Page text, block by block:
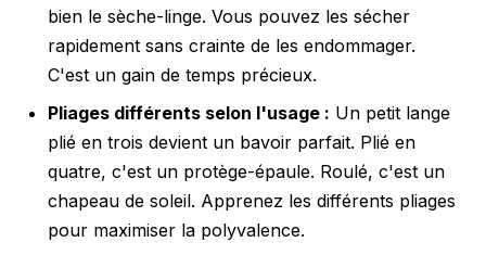
bien le sèche-linge. Vous pouvez les sécher
rapidement sans crainte de les endommager.
C'est un gain de temps précieux.
Pliages différents selon l'usage : Un petit lange
plié en trois devient un bavoir parfait. Plié en
quatre, c'est un protège-épaule. Roulé, c'est un
chapeau de soleil. Apprenez les différents pliages
pour maximiser la polyvalence.